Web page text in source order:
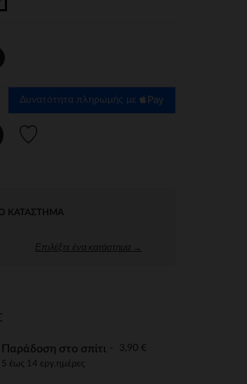
Δυνατότητα πληρωμής με
ΚΑΤΆΣΤΗΜΑ
Επιλέξτε ένα κατάστημα →
Παράδοση στο σπίτι 3,90 €
5 έως 14 εργ.ημέρες